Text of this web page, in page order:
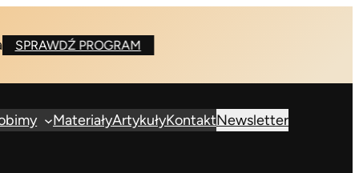
PROGRAM
MateriałyArtykułyKontaktNewsletter